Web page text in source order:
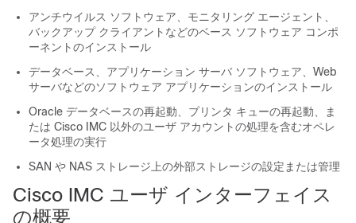
アンチウイルス ソフトウェア、モニタリング エージェント、
バックアップ クライアントなどのベース ソフトウェア コンポ
ーネントのインストール
データベース、アプリケーション サーバ ソフトウェア、Web
サーバなどのソフトウェア アプリケーションのインストール
Oracle データベースの再起動、プリンタ キューの再起動、ま
たは Cisco IMC 以外のユーザ アカウントの処理を含むオペレ
ータ処理の実行
SAN や NAS ストレージ上の外部ストレージの設定または管理
Cisco IMC ユーザ インターフェイス
の概要